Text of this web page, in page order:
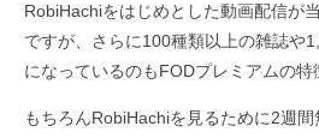
RobiHachiをはじめとした動画配信が
ですが、さらに100種類以上の雑誌や
になっているのもFODプレミアムの特
もちろんRobiHachiを見るために2週